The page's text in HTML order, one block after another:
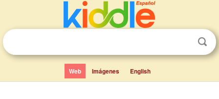
Web Imágenes English